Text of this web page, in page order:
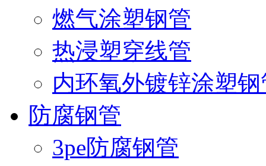
燃气涂塑钢管
热浸塑穿线管
内环氧外镀锌涂塑钢
防腐钢管
3pe防腐钢管